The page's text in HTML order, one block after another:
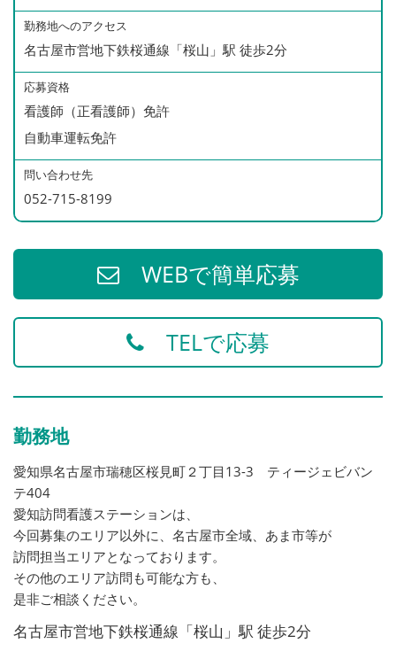
＊パートも賞与あり（年１回）
今年度のパート実績 最大20万！
勤務地へのアクセス
名古屋市営地下鉄桜通線「桜山」駅 徒歩2分
応募資格
看護師（正看護師）免許
自動車運転免許
問い合わせ先
052-715-8199
WEBで簡単応募
TELで応募
勤務地
愛知県名古屋市瑞穂区桜見町２丁目13-3 ティージェビバン
テ404
愛知訪問看護ステーションは、
今回募集のエリア以外に、名古屋市全域、あま市等が
訪問担当エリアとなっております。
その他のエリア訪問も可能な方も、
是非ご相談ください。
名古屋市営地下鉄桜通線「桜山」駅 徒歩2分